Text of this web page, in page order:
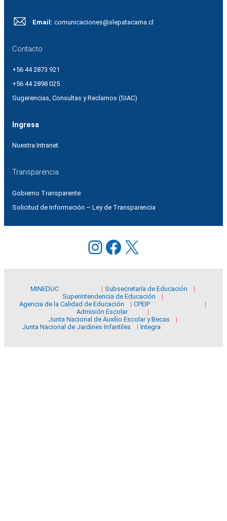
Email: comunicaciones@slepatacama.cl
Contacto
+56 44 2873 921
+56 44 2898 025
Sugerencias, Consultas y Reclamos (SIAC)
Ingresa
Nuestra Intranet
Transparencia
Gobierno Transparente
Solicitud de Información – Ley de Transparencia
Instagram
Facebook
X
MINEDUC
Subsecretaría de Educación
Superintendencia de Educación
Agencia de la Calidad de Educación
CPEIP
Admisión Escolar
Junta Nacional de Auxilio Escolar y Becas
Junta Nacional de Jardines Infantiles
Integra